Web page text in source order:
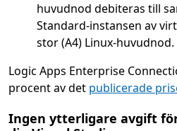
huvudnod debiteras till
Standard-instansen av
stor (A4) Linux-huvudnod.
Logic Apps Enterprise
procent av det publicerade
Ingen ytterligare avgift